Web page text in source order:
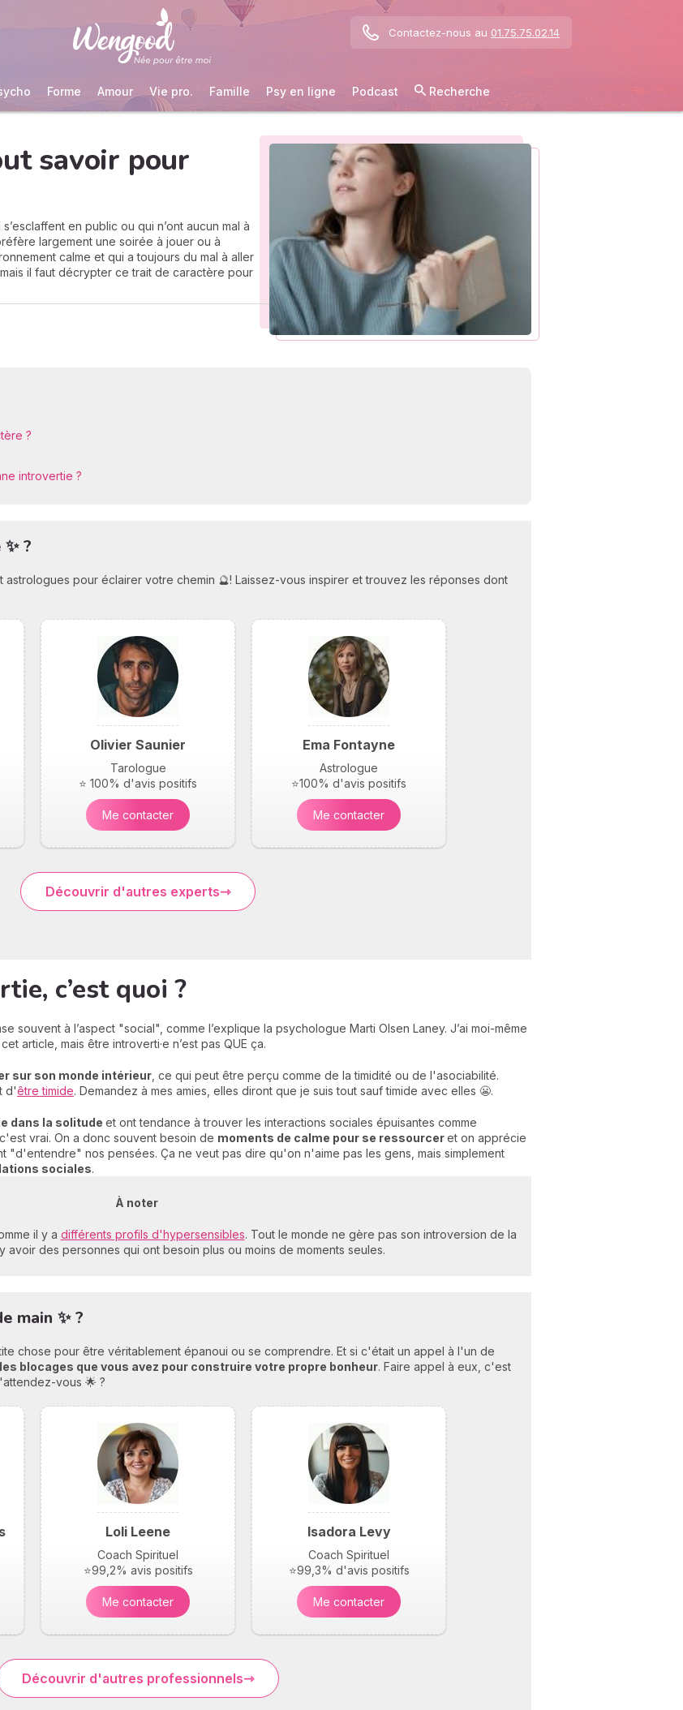
Contactez-nous au 01.75.75.02.14
Forme Amour Vie pro. Famille Psy en ligne Podcast Recherche
savoir pour
en public ou qui n’ont aucun mal à
largement une soirée à jouer ou à
calme et qui a toujours du mal à aller
il faut décrypter ce trait de caractère pour
?
introvertie ?
?
pour éclairer votre chemin 🔮! Laissez-vous inspirer et trouvez les réponses dont
Olivier Saunier
Tarologue
⭐ 100% d'avis positifs
Me contacter
Ema Fontayne
Astrologue
⭐100% d'avis positifs
Me contacter
Découvrir d'autres experts
c’est quoi ?
souvent à l’aspect "social", comme l’explique la psychologue Marti Olsen Laney. J’ai moi-même
article, mais être introverti·e n’est pas QUE ça.
sur son monde intérieur , ce qui peut être perçu comme de la timidité ou de l'asociabilité.
d'être timide. Demandez à mes amies, elles diront que je suis tout sauf timide avec elles 😬.
dans la solitude et ont tendance à trouver les interactions sociales épuisantes comme
vrai. On a donc souvent besoin de moments de calme pour se ressourceret on apprécie
"d'entendre" nos pensées. Ça ne veut pas dire qu'on n'aime pas les gens, mais simplement
sociales.
À noter
il y a différents profils d'hypersensibles. Tout le monde ne gère pas son introversion de la
avoir des personnes qui ont besoin plus ou moins de moments seules.
main ✨ ?
chose pour être véritablement épanoui ou se comprendre. Et si c'était un appel à l'un de
blocages que vous avez pour construire votre propre bonheur. Faire appel à eux, c'est
vous 🌟 ?
Loli Leene
Coach Spirituel
⭐99,2% avis positifs
Me contacter
Isadora Levy
Coach Spirituel
⭐99,3% d'avis positifs
Me contacter
Découvrir d'autres professionnels